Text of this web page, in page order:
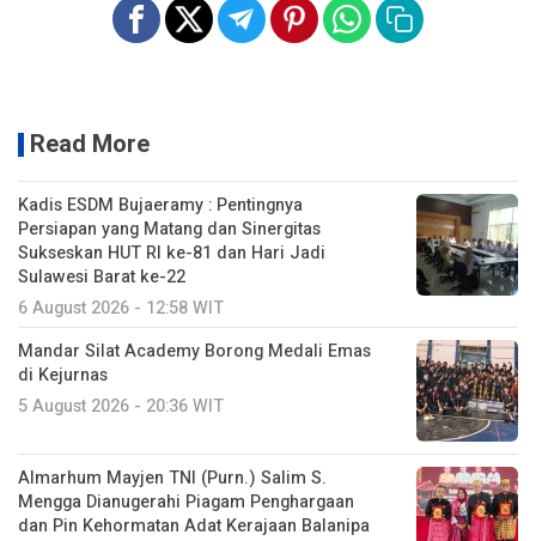
Read More
Kadis ESDM Bujaeramy : Pentingnya
Persiapan yang Matang dan Sinergitas
Sukseskan HUT RI ke-81 dan Hari Jadi
Sulawesi Barat ke-22
6 August 2026 - 12:58 WIT
Mandar Silat Academy Borong Medali Emas
di Kejurnas
5 August 2026 - 20:36 WIT
Almarhum Mayjen TNI (Purn.) Salim S.
Mengga Dianugerahi Piagam Penghargaan
dan Pin Kehormatan Adat Kerajaan Balanipa